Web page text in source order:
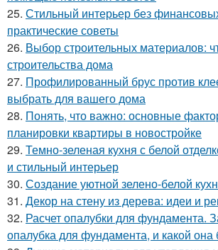
25. Стильный интерьер без
практические советы
26. Выбор строительных материалов:
строительства дома
27. Профилированный брус против
выбрать для вашего дома
28. Понять, что важно: основные
планировки квартиры в новостройке
29. Темно-зеленая кухня с белой
и стильный интерьер
30. Создание уютной зелено-белой
31. Декор на стену из дерева: идеи и
32. Расчет опалубки для фундамента.
опалубка для фундамента, и какой она